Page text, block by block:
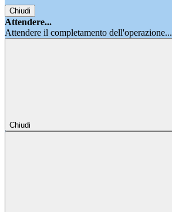
Chiudi
Attendere...
Attendere il completamento dell'operazione...
Chiudi